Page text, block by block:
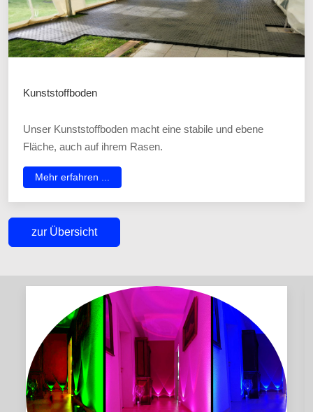
Kunststoffboden
Unser Kunststoffboden macht eine stabile und ebene
Fläche, auch auf ihrem Rasen.
Mehr erfahren ...
zur Übersicht